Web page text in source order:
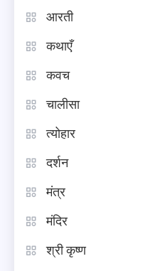
आरती
कथाएँ
कवच
चालीसा
त्योहार
दर्शन
मंत्र
मंदिर
श्री कृष्ण